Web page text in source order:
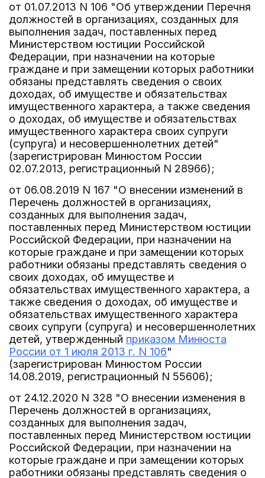
от 01.07.2013 N 106 "Об утверждении Перечня
должностей в организациях, созданных для
выполнения задач, поставленных перед
Министерством юстиции Российской
Федерации, при назначении на которые
граждане и при замещении которых работники
обязаны представлять сведения о своих
доходах, об имуществе и обязательствах
имущественного характера, а также сведения
о доходах, об имуществе и обязательствах
имущественного характера своих супруги
(супруга) и несовершеннолетних детей"
(зарегистрирован Минюстом России
02.07.2013, регистрационный N 28966);
от 06.08.2019 N 167 "О внесении изменений в
Перечень должностей в организациях,
созданных для выполнения задач,
поставленных перед Министерством юстиции
Российской Федерации, при назначении на
которые граждане и при замещении которых
работники обязаны представлять сведения о
своих доходах, об имуществе и
обязательствах имущественного характера, а
также сведения о доходах, об имуществе и
обязательствах имущественного характера
своих супруги (супруга) и несовершеннолетних
детей, утвержденный приказом Минюста
России от 1 июля 2013 г. N 106"
(зарегистрирован Минюстом России
14.08.2019, регистрационный N 55606);
от 24.12.2020 N 328 "О внесении изменения в
Перечень должностей в организациях,
созданных для выполнения задач,
поставленных перед Министерством юстиции
Российской Федерации, при назначении на
которые граждане и при замещении которых
работники обязаны представлять сведения о